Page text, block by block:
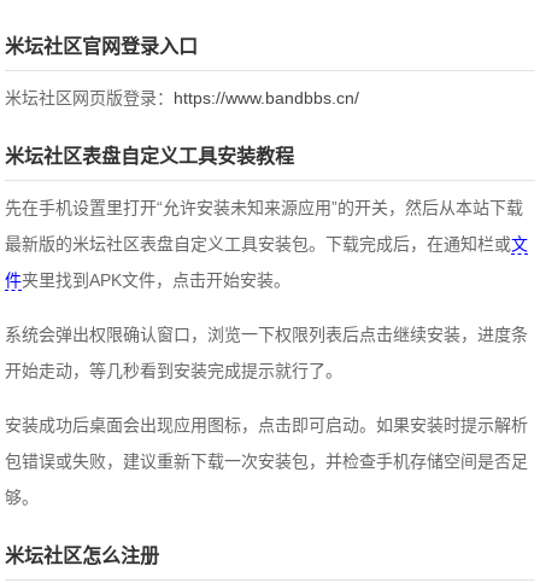
米坛社区官网登录入口
米坛社区网页版登录： https://www.bandbbs.cn/
米坛社区表盘自定义工具安装教程
先在手机设置里打开“允许安装未知来源应用”的开关，然后从本站下载
最新版的米坛社区表盘自定义工具安装包。下载完成后，在通知栏或文
件夹里找到APK文件，点击开始安装。
系统会弹出权限确认窗口，浏览一下权限列表后点击继续安装，进度条
开始走动，等几秒看到安装完成提示就行了。
安装成功后桌面会出现应用图标，点击即可启动。如果安装时提示解析
包错误或失败，建议重新下载一次安装包，并检查手机存储空间是否足
够。
米坛社区怎么注册